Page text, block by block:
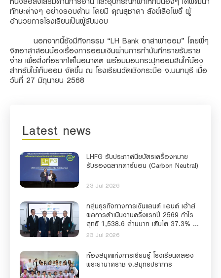
ทักษะต่างๆ อย่างรอบด้าน โดยมี คุณสุชาดา สังข์เสือโพธิ์ ผู้
อำนวยการโรงเรียนเป็นผู้รับมอบ
นอกจากนี้ยังมีกิจกรรม “LH Bank อาสาพาออม” โดยพี่ๆ
จิตอาสาสอนน้องเรื่องการออมเงินผ่านการทำบันทึกรายรับราย
จ่าย เพื่อสิ่งที่อยากได้ในอนาคต พร้อมมอบกระปุกออมสินให้น้อง
สำหรับใช้เก็บออม จัดขึ้น ณ โรงเรียนวัดเชิงกระบือ จ.นนทบุรี เมื่อ
วันที่ 27 มิถุนายน 2568
Latest news
LHFG รับประกาศนียบัตรเครื่องหมาย
รับรองฉลากคาร์บอน (Carbon Neutral)
23 Jul 2026
กลุ่มธุรกิจทางการเงินแลนด์ แอนด์ เฮ้าส์
ผลการดำเนินงานครึ่งแรกปี 2569 กำไร
สุทธิ 1,538.6 ล้านบาท เติบโต 37.3% สิน
เชื่อโต 6.7% ครึ่งปีหลังยกระดับบริการ
ยั่งยืน
23 Jul 2026
ห้องสมุดแห่งการเรียนรู้ โรงเรียนคลอง
พระยานาคราช จ.สมุทรปราการ